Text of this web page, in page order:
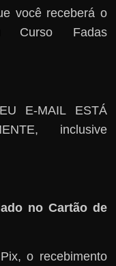
você receberá o
Curso Fadas
E-MAIL ESTÁ
inclusive
no Cartão de
o recebimento